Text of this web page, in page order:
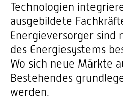
Technologien
ausgebildete
Energieversorger sind
des Energiesystems
Wo sich neue Märkte
Bestehendes
werden.